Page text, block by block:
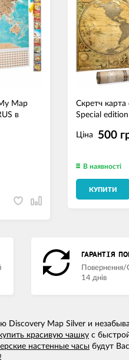
Map
в
Скретч карта
Special edition
Ціна 500
В наявності
КУПИТИ
ГАРАНТІЯ
Повернення/
14 днів
Discovery Map Silver и
красивую чашку с
настенные часы будут